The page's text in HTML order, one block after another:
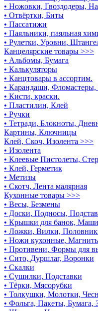
• Ножовки, Гвоздодеры,
• Отвёртки, Биты
• Пассатижи
• Паяльники, паяльная
• Рулетки, Уровни,
Канцелярские товары >>>
• Альбомы, Бумага
• Калькуляторы
• Канцтовары в ассортим.
• Карандаши,
• Кисти, краски.
• Пластилин, Клей
• Ручки
• Тетради, Блокноты,
Картины, Ключницы
Клей, Скоч, Изолента >>>
• Изолента
• Клеевые Пистолеты,
• Клей, Герметик
• Метизы
• Скотч, Лента малярная
Кухонные товары >>>
• Весы, Безмены
• Доски, Подносы,
• Крышки для банок,
• Ложки, Вилки,
• Ножи кухонные,
• Противени, Формы для
• Сито, Дуршлаг, Воронки
• Скалки
• Сушилки, Подставки
• Тёрки, Мясорубки
• Толкушки, Молотки,
• Фольга, Пакеты, Бумага,